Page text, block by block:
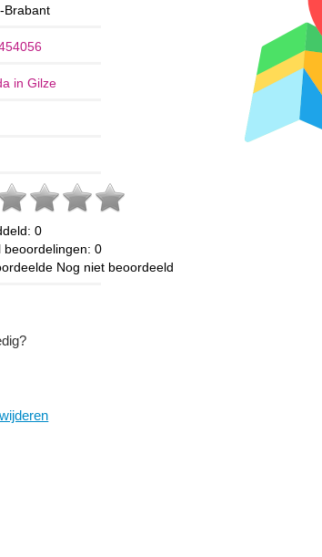
Brabant
in Gilze
0
beoordelingen:0
Nog niet beoordeeld